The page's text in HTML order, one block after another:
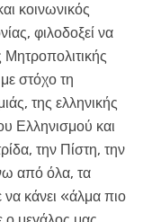
κοινωνικός
φιλοδοξεί να
Μητροπολιτικής
στόχο τη
της ελληνικής
Ελληνισμού και
την Πίστη, την
από όλα, τα
να κάνει «άλμα πιο